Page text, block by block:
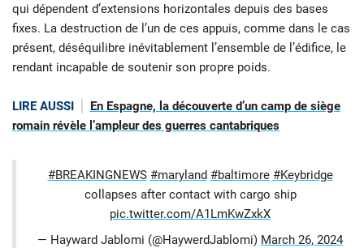
qui dépendent d’extensions horizontales depuis des bases
fixes. La destruction de l’un de ces appuis, comme dans le cas
présent, déséquilibre inévitablement l’ensemble de l’édifice, le
rendant incapable de soutenir son propre poids.
LIRE AUSSI
En Espagne, la découverte d’un camp de siège
romain révèle l’ampleur des guerres cantabriques
#BREAKINGNEWS #maryland #baltimore #Keybridge
collapses after contact with cargo ship
pic.twitter.com/A1LmKwZxkX
— Hayward Jablomi (@HaywerdJablomi) March 26, 2024